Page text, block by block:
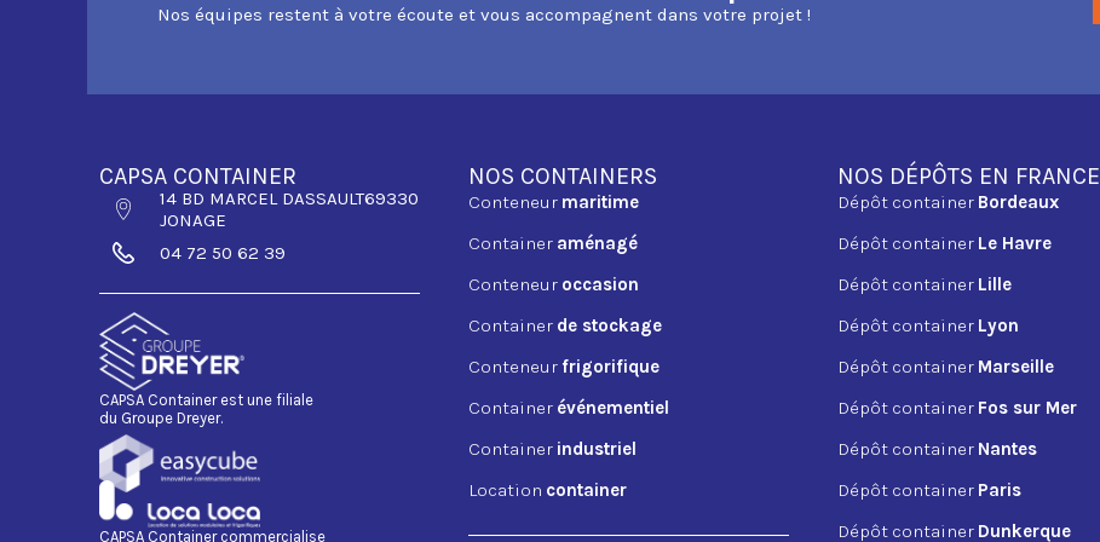
Nos équipes restent à votre écoute et vous accompagnent dans votre projet !
CAPSA CONTAINER
14 BD MARCEL DASSAULT69330
JONAGE
04 72 50 62 39
CAPSA Container est une filiale
du Groupe Dreyer.
CAPSA Container commercialise
NOS CONTAINERS
Conteneur maritime
Container aménagé
Conteneur occasion
Container de stockage
Conteneur frigorifique
Container événementiel
Container industriel
Location container
NOS DÉPÔTS EN FRANCE
Dépôt container Bordeaux
Dépôt container Le Havre
Dépôt container Lille
Dépôt container Lyon
Dépôt container Marseille
Dépôt container Fos sur Mer
Dépôt container Nantes
Dépôt container Paris
Dépôt container Dunkerque